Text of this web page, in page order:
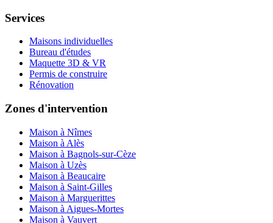
Services
Maisons individuelles
Bureau d'études
Maquette 3D & VR
Permis de construire
Rénovation
Zones d'intervention
Maison à Nîmes
Maison à Alès
Maison à Bagnols-sur-Cèze
Maison à Uzès
Maison à Beaucaire
Maison à Saint-Gilles
Maison à Marguerittes
Maison à Aigues-Mortes
Maison à Vauvert